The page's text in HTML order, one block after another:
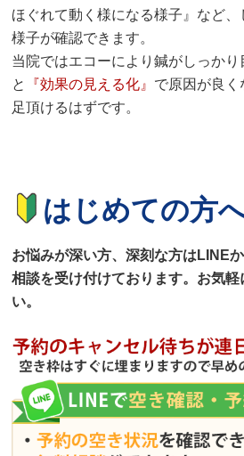
ほぐれて動く様になる様子』など、
様子が確認できます。
当院ではエコーにより鍼がしっか
と
『効果の見える化』 で原因が良
足頂けるはずです。
はじめての方
お悩みが深い方、深刻な方はLINE
相談を受け付けております。お気軽
い。